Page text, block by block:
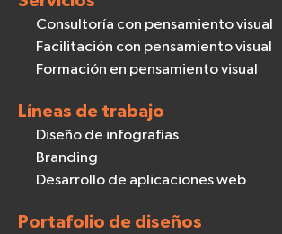
Consultoría con pensamiento visual
Facilitación con pensamiento visual
Formación en pensamiento visual
Líneas de trabajo
Diseño de infografías
Branding
Desarrollo de aplicaciones web
Portafolio de diseños